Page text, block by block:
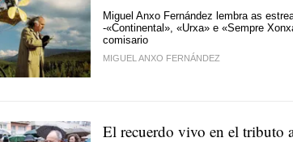
Miguel Anxo Fernández lembra as
-«Continental», «Urxa» e «Sempre
comisario
MIGUEL ANXO FERNÁNDEZ
El recuerdo vivo en el tributo